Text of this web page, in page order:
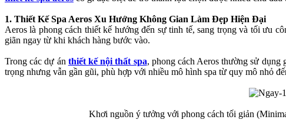
1. Thiết Kế Spa Aeros Xu Hướng Không Gian Làm Đẹp Hiện Đại
Aeros là phong cách thiết kế hướng đến sự tinh tế, sang trọng và tối ưu
giãn ngay từ khi khách hàng bước vào.
Trong các dự án thiết kế nội thất spa, phong cách Aeros thường sử dụng
trọng nhưng vẫn gần gũi, phù hợp với nhiều mô hình spa từ quy mô nhỏ
Khơi nguồn ý tưởng với phong cách tối giản